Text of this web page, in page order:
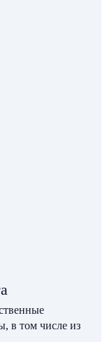
в том числе из